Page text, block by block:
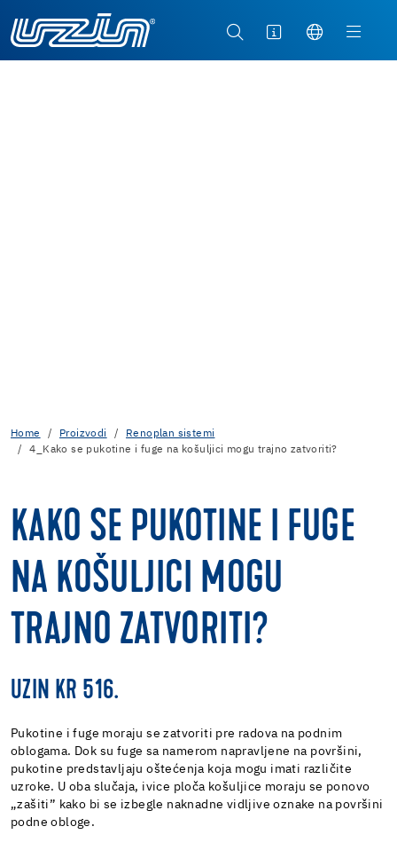
Home Proizvodi
Renoplan sistemi
4_Kako se pukotine i fuge na košuljici mogu trajno zatvoriti?
KAKO SE PUKOTINE I FUGE
NA KOŠULJICI MOGU
TRAJNO ZATVORITI?
UZIN KR 516.
Pukotine i fuge moraju se zatvoriti pre radova na podnim
oblogama. Dok su fuge sa namerom napravljene na površini,
pukotine predstavljaju oštećenja koja mogu imati različite
uzroke. U oba slučaja, ivice ploča košuljice moraju se ponovo
„zašiti” kako bi se izbegle naknadne vidljive oznake na površini
podne obloge.